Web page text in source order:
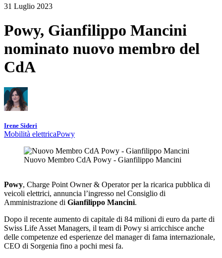
31 Luglio 2023
Powy, Gianfilippo Mancini
nominato nuovo membro del
CdA
Irene Sideri
Mobilità elettricaPowy
Nuovo Membro CdA Powy - Gianfilippo Mancini
Powy, Charge Point Owner & Operator per la ricarica pubblica di
veicoli elettrici, annuncia l’ingresso nel Consiglio di
Amministrazione di Gianfilippo Mancini.
Dopo il recente aumento di capitale di 84 milioni di euro da parte di
Swiss Life Asset Managers, il team di Powy si arricchisce anche
delle competenze ed esperienze del manager di fama internazionale,
CEO di Sorgenia fino a pochi mesi fa.